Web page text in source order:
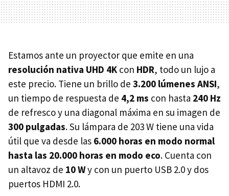
Estamos ante un proyector que emite en una
resolución nativa UHD 4K con HDR, todo un lujo a
este precio. Tiene un brillo de 3.200 lúmenes ANSI,
un tiempo de respuesta de 4,2 ms con hasta 240 Hz
de refresco y una diagonal máxima en su imagen de
300 pulgadas. Su lámpara de 203 W tiene una vida
útil que va desde las 6.000 horas en modo normal
hasta las 20.000 horas en modo eco. Cuenta con
un altavoz de 10 Wy con un puerto USB 2.0 y dos
puertos HDMI 2.0.